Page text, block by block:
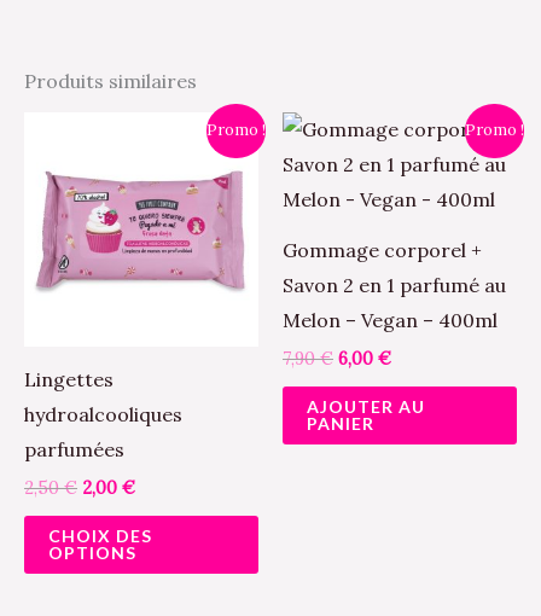
Produits similaires
Promo !
Lingettes
hydroalcooliques
parfumées
2,50€
était :
2,50 €.
2,00 €
est :
2,00 €.
CHOIX DES
OPTIONS
Ce
produit
peuvent
choisies
la
Promo !
Gommage corporel +
Savon 2 en 1 parfumé au
Melon – Vegan – 400ml
7,90€
Le
prix
initial
7,90 €.
6,00 €
Le
prix
actuel
6,00 €.
AJOUTER AU
PANIER